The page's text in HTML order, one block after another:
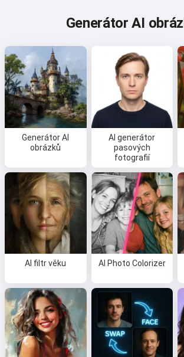
Generátor AI
Generátor AI
obrázků
AI generátor
pasových
fotografií
AI filtr věku AI Photo Colorizer